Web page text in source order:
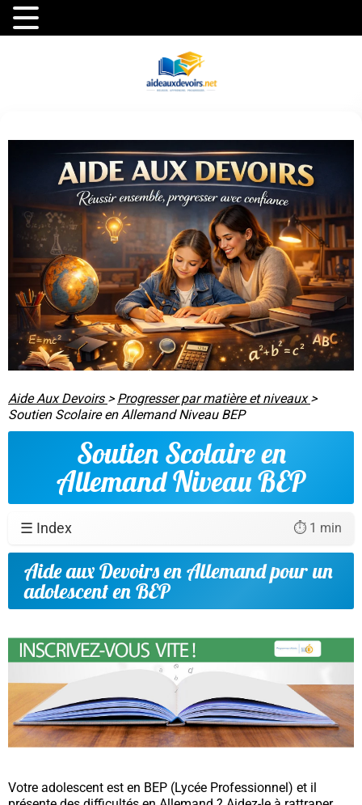
Aide Aux Devoirs > Progresser par matière et niveaux >
Soutien Scolaire en Allemand Niveau BEP
Soutien Scolaire en
Allemand Niveau BEP
☰ Index ⏱️ 1 min
Aide aux Devoirs en Allemand pour un
adolescent en BEP
Votre adolescent est en BEP (Lycée Professionnel ) et il